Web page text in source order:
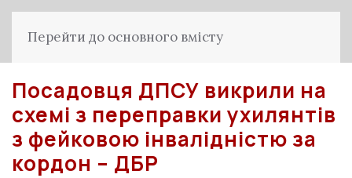
Перейти до основного вмісту
Посадовця ДПСУ викрили на
схемі з переправки ухилянтів
з фейковою інвалідністю за
кордон – ДБР